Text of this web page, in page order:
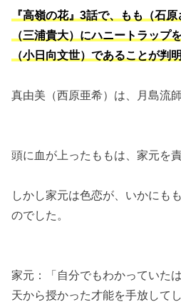
『高嶺の花』3話で、もも（石
（三浦貴大）にハニートラップ
（小日向文世）であることが判明
真由美（西原亜希）は、月島流
頭に血が上ったももは、家元を責
しかし家元は色恋が、いかにも
のでした。
家元：「自分でもわかっていた
天から授かった才能を手放して